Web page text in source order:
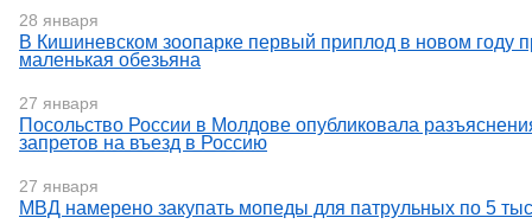
28 января
В Кишиневском зоопарке первый приплод в новом году
маленькая обезьяна
27 января
Посольство России в Молдове опубликовала
запретов на въезд в Россию
27 января
МВД намерено закупать мопеды для патрульных по 5